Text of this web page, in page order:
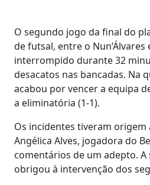
O segundo jogo da final do
de futsal, entre o Nun’Álvares
interrompido durante 32
desacatos nas bancadas. Na
acabou por vencer a equipa
a eliminatória (1-1).
Os incidentes tiveram origem
Angélica Alves, jogadora do
comentários de um adepto. A
obrigou à intervenção dos